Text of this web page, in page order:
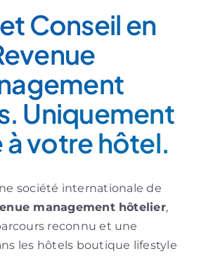
Conseil en
Uniquement
votre hôtel.
société internationale de
management hôtelier,
reconnu et une
les hôtels boutique lifestyle